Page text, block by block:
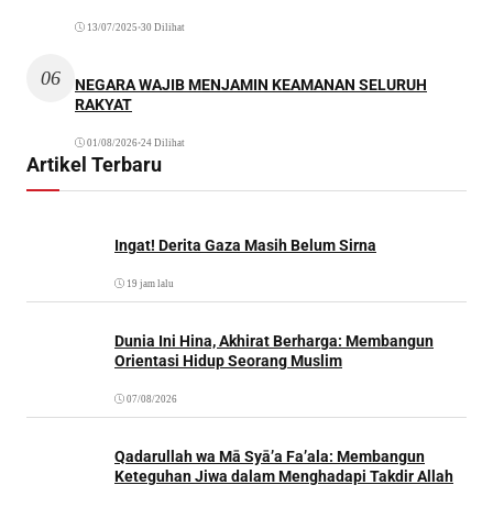
13/07/2025 •30 Dilihat
06
NEGARA WAJIB MENJAMIN KEAMANAN SELURUH
RAKYAT
01/08/2026•24 Dilihat
Artikel Terbaru
Ingat! Derita Gaza Masih Belum Sirna
19 jam lalu
Dunia Ini Hina, Akhirat Berharga: Membangun
Orientasi Hidup Seorang Muslim
07/08/2026
Qadarullah wa Mā Syā’a Fa’ala: Membangun
Keteguhan Jiwa dalam Menghadapi Takdir Allah